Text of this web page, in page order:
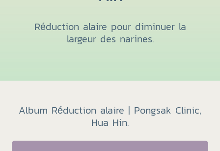
Réduction alaire pour diminuer la
largeur des narines.
Album Réduction alaire | Pongsak Clinic,
Hua Hin.